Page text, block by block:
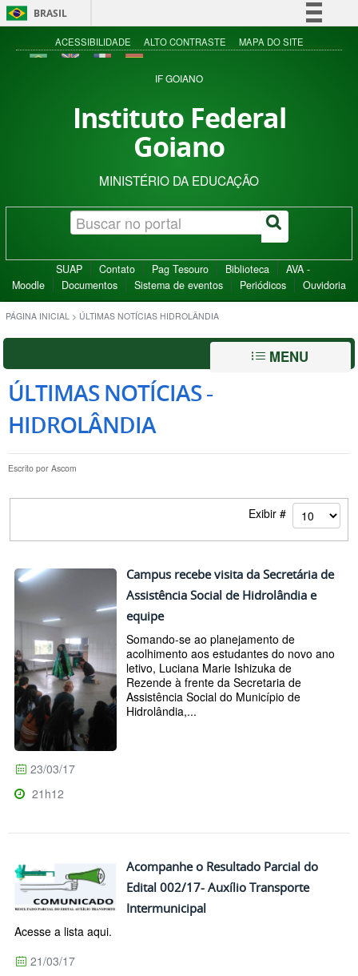
BRASIL
Simplifique!
Acesso à informação
ACESSIBILIDADE ALTO CONTRASTE MAPA DO SITE
IF GOIANO
Instituto Federal
Goiano
MINISTÉRIO DA EDUCAÇÃO
SUAP Contato Pag Tesouro Biblioteca
AVA -
Moodle
Documentos Sistema de eventos Periódicos Ouvidoria
PÁGINA INICIAL > ÚLTIMAS NOTÍCIAS HIDROLÂNDIA
MENU
ÚLTIMAS NOTÍCIAS -
HIDROLÂNDIA
Escrito por Ascom
Exibir #
Campus recebe visita da Secretária de
Assistência Social de Hidrolândia e
equipe
Somando-se ao planejamento de
acolhimento aos estudantes do novo ano
letivo, Luciana Marie Ishizuka de
Rezende à frente da Secretaria de
Assistência Social do Município de
Hidrolândia,...
23/03/17
21h12
Acompanhe o Resultado Parcial do
Edital 002/17- Auxílio Transporte
Intermunicipal
Acesse a lista aqui.
21/03/17